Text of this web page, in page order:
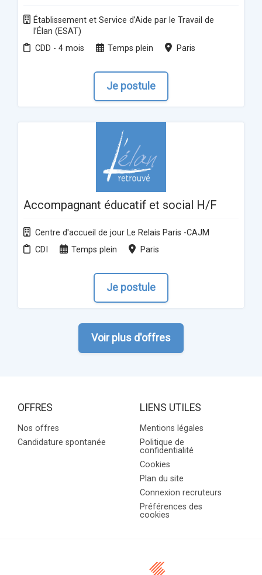
Établissement et Service d’Aide par le Travail de
l’Élan (ESAT)
CDD - 4 mois
Temps plein Paris
Je postule
Accompagnant éducatif et social H/F
Centre d'accueil de jour Le Relais Paris -CAJM
CDI
Temps plein Paris
Je postule
Voir plus d'offres
OFFRES
Nos offres
Candidature spontanée
LIENS UTILES
Mentions légales
Politique de
confidentialité
Cookies
Plan du site
Connexion recruteurs
Préférences des
cookies